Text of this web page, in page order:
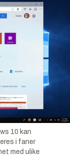
10 kan
i faner
med ulike